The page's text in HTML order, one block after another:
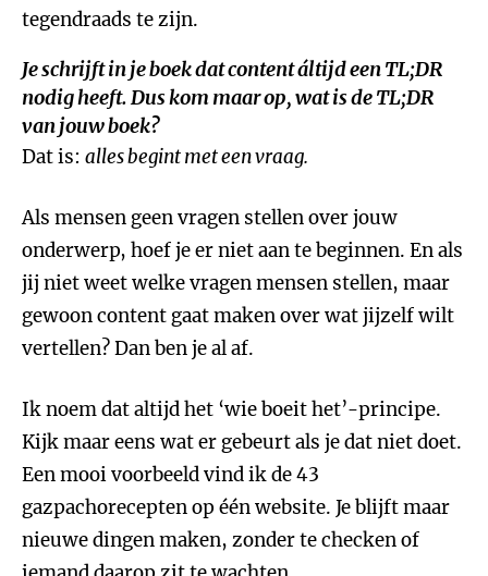
tegendraads te zijn.
Je schrijft in je boek dat content áltijd een TL;DR
nodig heeft. Dus kom maar op, wat is de TL;DR
van jouw boek?
Dat is: alles begint met een vraag.
Als mensen geen vragen stellen over jouw
onderwerp, hoef je er niet aan te beginnen. En als
jij niet weet welke vragen mensen stellen, maar
gewoon content gaat maken over wat jijzelf wilt
vertellen? Dan ben je al af.
Ik noem dat altijd het ‘wie boeit het’-principe.
Kijk maar eens wat er gebeurt als je dat niet doet.
Een mooi voorbeeld vind ik de 43
gazpachorecepten op één website. Je blijft maar
nieuwe dingen maken, zonder te checken of